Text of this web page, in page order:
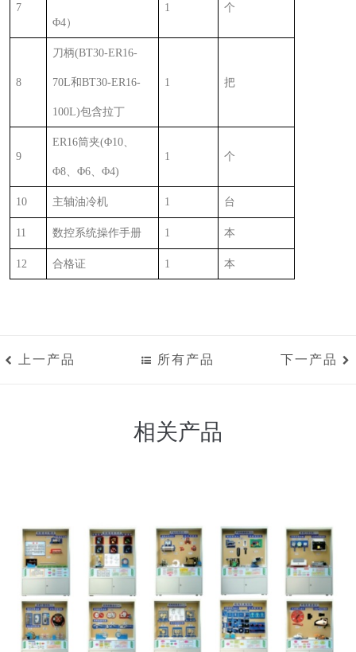
7
Φ4）
1 个
8
刀柄(BT30-ER16-
70L和BT30-ER16-
100L)包含拉丁
1 把
9
ER16筒夹(Φ10
Φ8 、Φ6 、Φ4)
1 个
10 主轴油冷机 1 台
11 数控系统操作手册 1 本
12 合格证 1 本
上一产品 所有产品 下一产品
相关产品